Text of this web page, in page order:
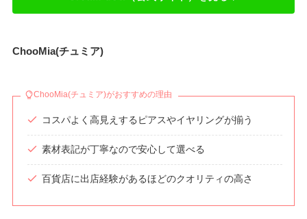
ChooMia(チュミア)
ChooMia(チュミア)がおすすめの理由
コスパよく高見えするピアスやイヤリングが揃う
素材表記が丁寧なので安心して選べる
百貨店に出店経験があるほどのクオリティの高さ